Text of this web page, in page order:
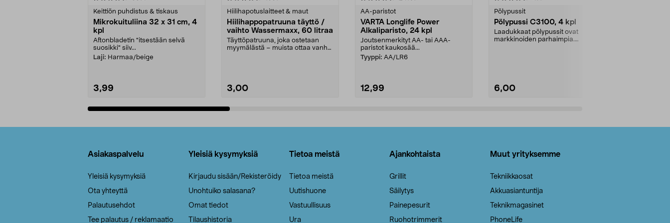
Keittiön puhdistus & tiskaus
Mikrokuituliina 32 x 31 cm, 4
kpl
Aftonbladetin "itsestään selvä
suosikki" siiv...
Laji: Harmaa/beige
3,99
Hiilihapotuslaitteet & maut
Hiilihappopatruuna täyttö /
vaihto Wassermaxx, 60 litraa
Täyttöpatruuna, joka ostetaan
myymälästä – muista ottaa vanha
3,00
AA-paristot
VARTA Longlife Power
Alkaliparisto, 24 kpl
Joutsenmerkityt AA- tai AAA-
paristot kaukosää...
Tyyppi: AA/LR6
12,99
Pölypussit
Pölypussi C3100, 4 kpl
Laadukkaat pölypussit ovat
markkinoiden parhaimpia.
6,00
Asiakaspalvelu
Yleisiä kysymyksiä
Ota yhteyttä
Palautusehdot
Tee palautus / reklamaatio
Yleisiä kysymyksiä
Kirjaudu sisään/Rekisteröidy
Unohtuiko salasana?
Omat tiedot
Tilaushistoria
Tietoa meistä
Tietoa meistä
Uutishuone
Vastuullisuus
Ura
Ajankohtaista
Grillit
Säilytys
Painepesurit
Ruohotrimmerit
Muut yrityksemme
Tekniikkaosat
Akkuasiantuntija
Teknikmagasinet
PhoneLife